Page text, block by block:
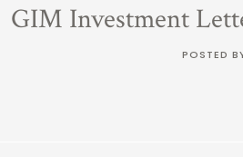
GIM Investment
POSTED